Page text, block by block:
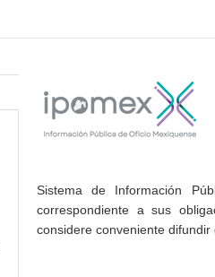
Sistema de Información
correspondiente a sus
considere conveniente